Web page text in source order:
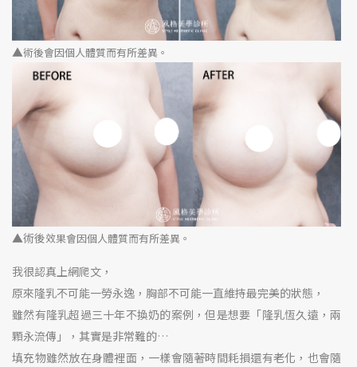
▲術後會因個人體質而有所差異。
▲術後效果會因個人體質而有所差異。
我很認真上網爬文，
原來隆乳不可能一勞永逸，胸部不可能一直維持最完美的狀態，
雖然有隆乳超過三十年不換奶的案例，但是想要「隆乳恆久遠，兩
顆永流傳」，其實是非常難的…
填充物雖然放在身體裡面，一樣會隨著時間耗損還有老化，也會隨